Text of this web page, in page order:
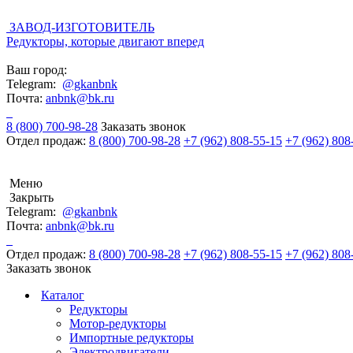
ЗАВОД-ИЗГОТОВИТЕЛЬ
Редукторы, которые двигают вперед
Ваш город:
Telegram: @gkanbnk
Почта: anbnk@bk.ru
8 (800) 700-98-28 Заказать звонок
Отдел продаж: 8 (800) 700-98-28 +7 (962) 808-55-15 +7 (962)
Меню
Закрыть
Telegram: @gkanbnk
Почта: anbnk@bk.ru
Отдел продаж: 8 (800) 700-98-28 +7 (962) 808-55-15 +7 (962)
Заказать звонок
Каталог
Редукторы
Мотор-редукторы
Импортные редукторы